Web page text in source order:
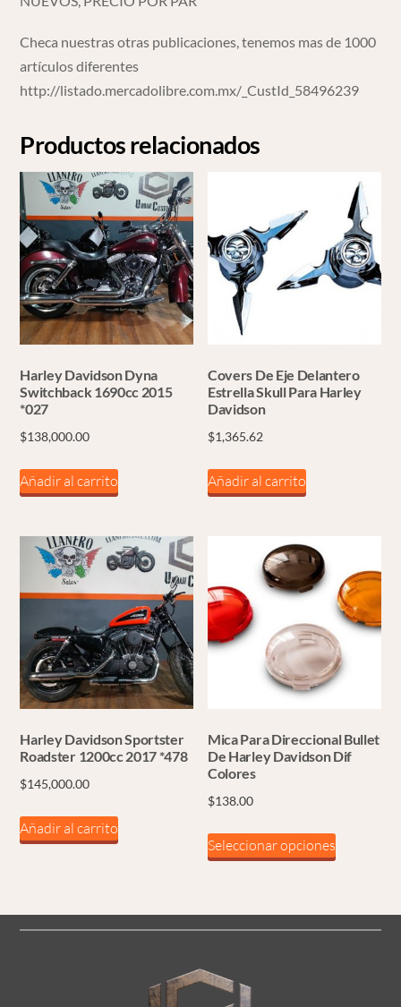
Checa nuestras otras publicaciones, tenemos mas de 1000
artículos diferentes
http://listado.mercadolibre.com.mx/_CustId_58496239
Productos relacionados
Harley Davidson Dyna
Switchback 1690cc 2015
*027
$138,000.00
Añadir al carrito
Covers De Eje Delantero
Estrella Skull Para Harley
Davidson
$1,365.62
Añadir al carrito
Harley Davidson Sportster
Roadster 1200cc 2017 *478
$145,000.00
Añadir al carrito
Mica Para Direccional Bullet
De Harley Davidson Dif
Colores
$138.00
Seleccionar opciones
Este
producto
variantes.